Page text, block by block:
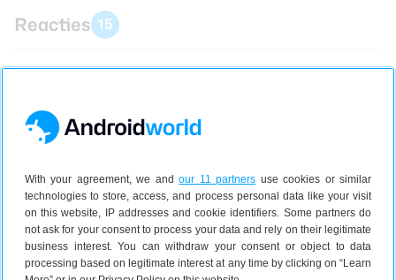
With your agreement, we andour 11 partners use cookies or similar
technologies to store, access, and process personal data like your visit
on this website, IP addresses and cookie identifiers. Some partners do
not ask for your consent to process your data and rely on their legitimate
business interest. You can withdraw your consent or object to data
processing based on legitimate interest at any time by clicking on “Learn
Reacties 15
aeijsink
7 juni 2022, 0:23
Komt ook doordat er geen camera’s meer
verkrijgbaar zijn momenteel. Alle makers lijken te
denken dat die flut camera’s in smartphones goed
genoeg zijn. Maar ik wil gewoon een fatsoenlijke